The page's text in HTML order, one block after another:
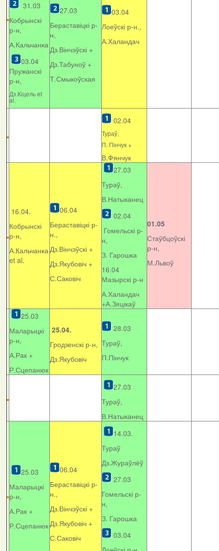
31.03
Кобрынскі
р-н,
А.Кальчанка
03.04
Пружанскі
р-н,
Дз.Кіцель et
al.
27.03
Бераставіцкі р-
н,
Дз.Вінчэўскі +
Дз.Табуноў +
Т.Смыкоўская
03.04
Лоеўскі р-н.,
А.Халандач
02.04
Тураў,
П. Пінчук +
В.Фянчук
16.04.
Кобрынскі
р-н,
А.Кальчанка
et al.
06.04
Бераставіцкі р-
н.,
Дз.Вінчэўскі +
Дз.Якубовіч +
С.Саковіч
27.03
Тураў,
В.Натыканец
02.04
Гомельскі р-
н,
З. Гарошка
16.04
Мазырскі р-н
А.Халандач
+А.Зяцікаў
01.05
Стаўбцоўскі
р-н,
М.Львоў
25.03
Маларыцкі
р-н,
А.Рак +
Р.Сцепанюк
25.04.
Гродзенскі р-н,
Дз.Якубовіч
28.03
Тураў,
П.Пінчук
27.03
Тураў,
В.Натыканец
25.03
Маларыцкі
р-н,
А.Рак +
Р.Сцепанюк
06.04
Бераставіцкі р-
н.,
Дз.Вінчэўскі +
Дз.Якубовіч +
С.Саковіч
14.03.
Тураў
Дз.Жураўлёў
27.03
Гомельскі р-
н,
З. Гарошка
03.04